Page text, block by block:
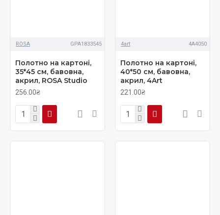
ROSA GPA1833545
Полотно на картоні,
35*45 см, бавовна,
акрил, ROSA Studio
256.00₴
4art 4А4050
Полотно на картоні,
40*50 см, бавовна,
акрил, 4Art
221.00₴